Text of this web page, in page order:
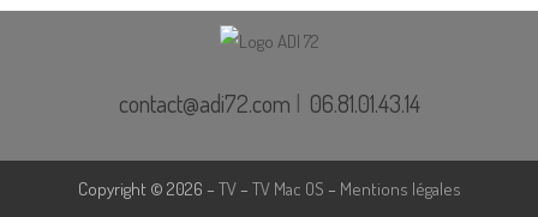
contact@adi72.com | 06.81.01.43.14
Copyright © 2026 – TV– TV Mac OS – Mentions légales